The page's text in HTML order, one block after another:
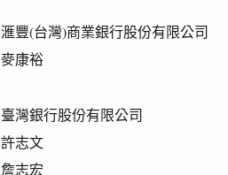
滙豐(台灣)商業銀行股份有限公司
麥康裕
臺灣銀行股份有限公司
許志文
詹志宏